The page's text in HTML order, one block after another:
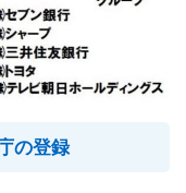
の登録